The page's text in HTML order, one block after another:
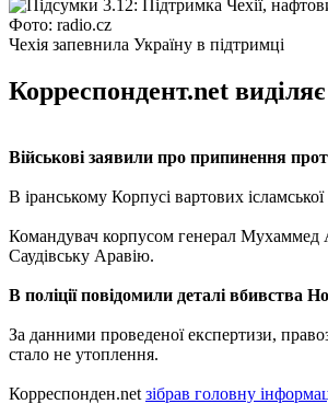
Фото: radio.cz
Чехія запевнила Україну в підтримці
Корреспондент.net
Військові заявили про припинення
В іранському Корпусі вартових
Командувач корпусом генерал Мухаммед
Саудівську Аравію.
В поліції повідомили деталі вбивства
За данними проведеної експертизи,
стало не утоплення.
Корреспонден.net зібрав головну